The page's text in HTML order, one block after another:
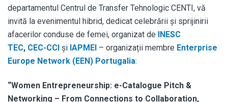
departamentul Centrul de Transfer Tehnologic CENTI, vă
invită la evenimentul hibrid, dedicat celebrării și sprijinirii
afacerilor conduse de femei, organizat de INESC
TEC, CEC-CCI și IAPMEI – organizații membre Enterprise
Europe Network (EEN) Portugalia:
“Women Entrepreneurship: e-Catalogue Pitch &
Networking – From Connections to Collaboration,